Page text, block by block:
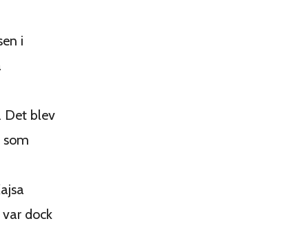
i
Det blev
som
dock